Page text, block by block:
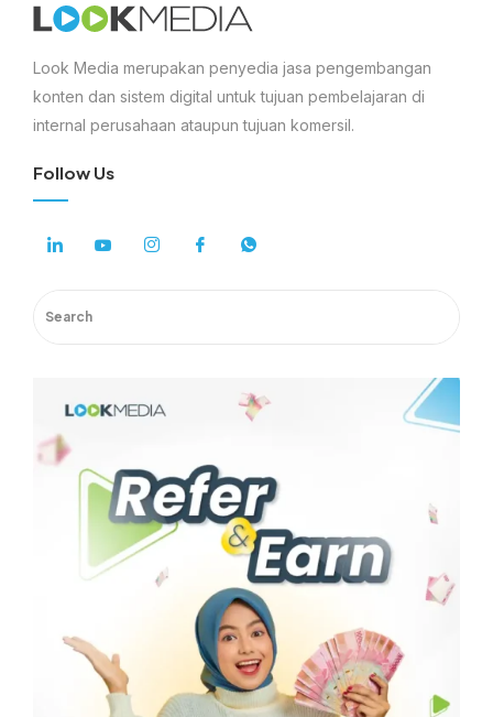
Look Media merupakan penyedia jasa pengembangan
konten dan sistem digital untuk tujuan pembelajaran di
internal perusahaan ataupun tujuan komersil.
Follow Us